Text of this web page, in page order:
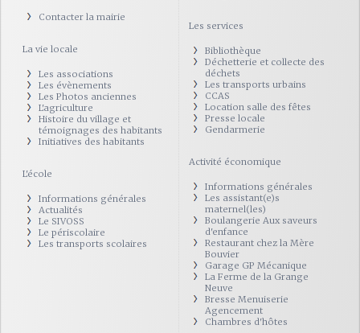
Contacter la mairie
La vie locale
Les associations
Les évènements
Les Photos anciennes
L'agriculture
Histoire du village et
témoignages des habitants
Initiatives des habitants
L'école
Informations générales
Actualités
Le SIVOSS
Le périscolaire
Les transports scolaires
Les services
Bibliothèque
Déchetterie et collecte des
déchets
Les transports urbains
CCAS
Location salle des fêtes
Presse locale
Gendarmerie
Activité économique
Informations générales
Les assistant(e)s
maternel(les)
Boulangerie Aux saveurs
d'enfance
Restaurant chez la Mère
Bouvier
Garage GP Mécanique
La Ferme de la Grange
Neuve
Bresse Menuiserie
Agencement
Chambres d'hôtes